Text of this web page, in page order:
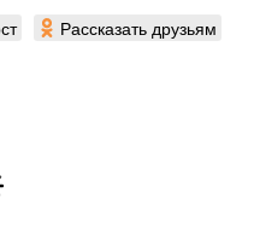
Рассказать друзьям